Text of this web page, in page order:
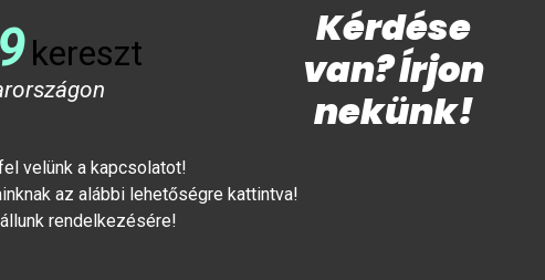
kereszt
Kérdése
van? Írjon
nekünk!
velünk a kapcsolatot!
az alábbi lehetőségre kattintva!
rendelkezésére!